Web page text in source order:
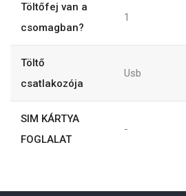
Töltőfej van a
csomagban?
1
Töltő
csatlakozója
Usb
SIM KÁRTYA
FOGLALAT
-